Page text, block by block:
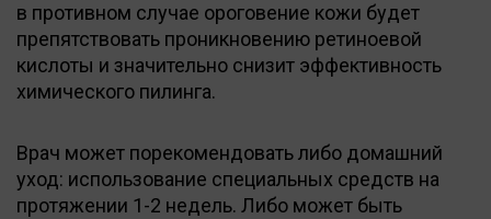
в противном случае ороговение кожи будет
препятствовать проникновению ретиноевой
кислоты и значительно снизит эффективность
химического пилинга.
Врач может порекомендовать либо домашний
уход: использование специальных средств на
протяжении 1-2 недель. Либо может быть